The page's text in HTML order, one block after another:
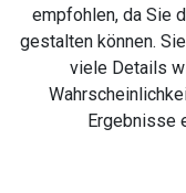
empfohlen, da Sie
gestalten können.
viele Details
Ergebnisse